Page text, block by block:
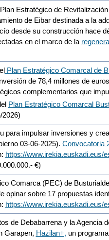
Estratégico de
de Eibar destinada a la
desde su construcción hace
en el marco de la
Plan Estratégico Comarcal de
de 78,4 millones de
complementarios que
Plan Estratégico Comarcal
2026)
para impulsar inversiones y
03-06-2025). Convocatoria
https://www.irekia.euskadi.eus/
€)
Comarca (PEC) de
opinar sobre 17 propuestas
https://www.irekia.euskadi.eus/
de Debabarrena y la Agencia
Garapen, Hazilan+, un